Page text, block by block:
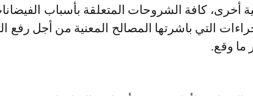
أخرى، كافة الشروحات المتعلقة بأسباب
التي باشرتها المصالح المعنية من أجل رفع
ما وقع.